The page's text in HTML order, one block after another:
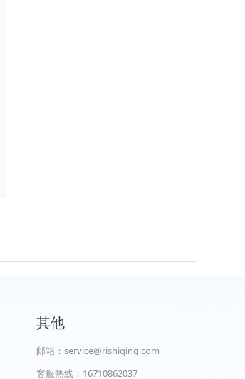
其他
邮箱：service@rishiqing.com
客服热线：16710862037